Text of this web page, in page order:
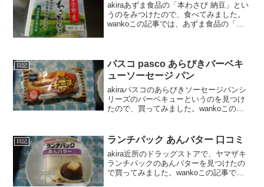
akiraあずま食品の「本わさび 納豆」とい
うのをみつけたので、食べてみました。
wankoこの記事では、あずま食品の「本
楽天市場本...
日記
パスコ pasco あらびきバーベキ
ューソーセージ パン
akiraパスコのあらびきソーセージパンシ
リーズのバーベキューというのを見つけ
たので、買ってみました。wankoこの記
の栄養成分について紹介するよ！日本最
大級ショ...
日記 ランチパック あんバター 口コミ
akira近所のドラッグストアで、ヤマザキ
ランチパックのあんバターを見つけたの
で買ってみました。wankoこの記事で